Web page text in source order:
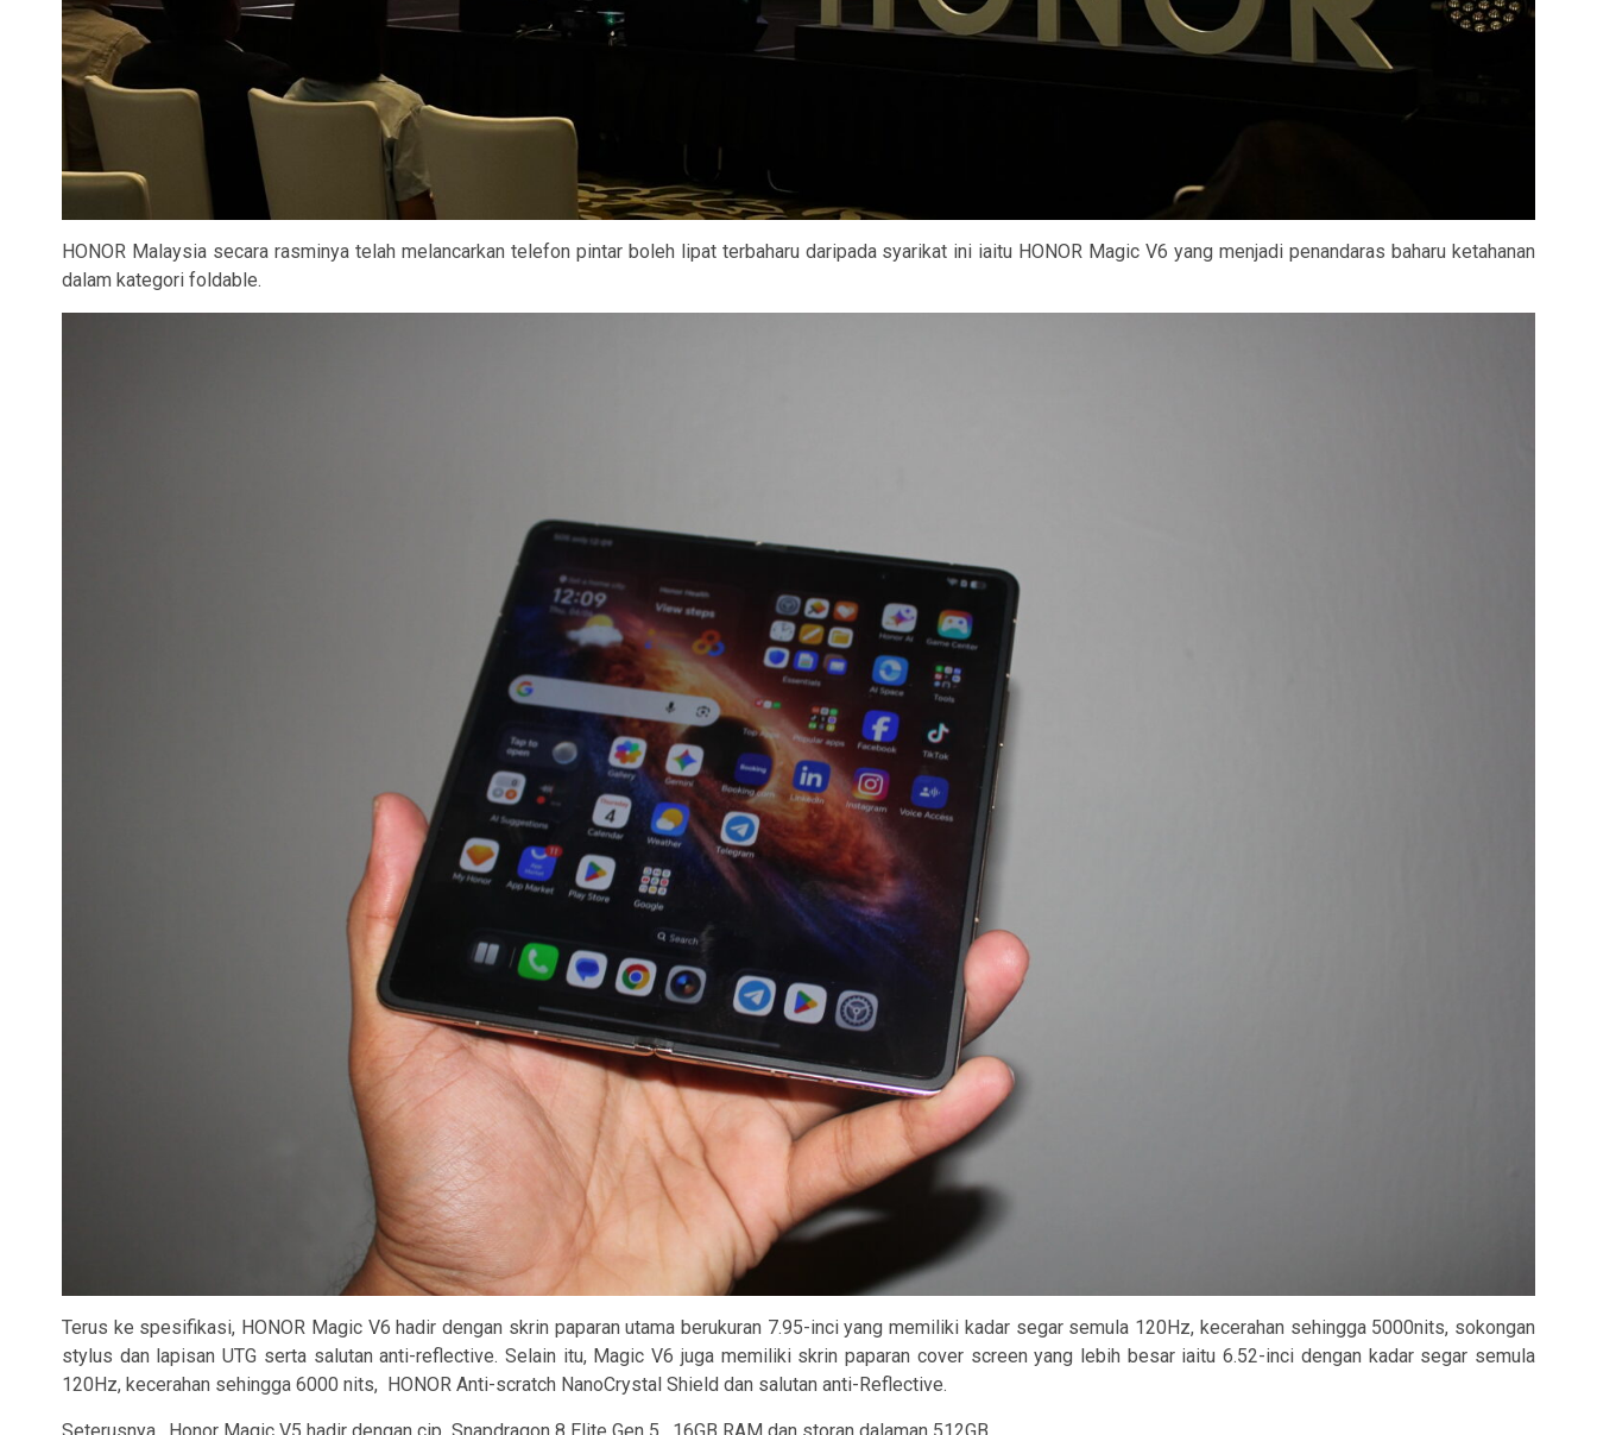
HONOR Malaysia secara rasminya telah melancarkan telefon pintar boleh lipat terbaharu daripada syarikat ini iaitu HONOR Magic V6 yang menjadi penandaras baharu ketahanan
dalam kategori foldable.
Terus ke spesifikasi, HONOR Magic V6 hadir dengan skrin paparan utama berukuran 7.95-inci yang memiliki kadar segar semula 120Hz, kecerahan sehingga 5000nits, sokongan
stylus dan lapisan UTG serta salutan anti-reflective. Selain itu, Magic V6 juga memiliki skrin paparan cover screen yang lebih besar iaitu 6.52-inci dengan kadar segar semula
120Hz, kecerahan sehingga 6000 nits, HONOR Anti-scratch NanoCrystal Shield dan salutan anti-Reflective.